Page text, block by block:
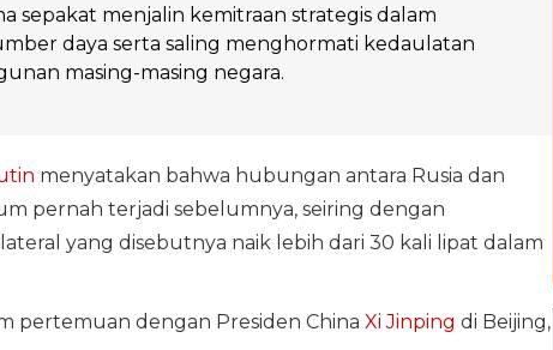
sepakat menjalin kemitraan strategis dalam
daya serta saling menghormati kedaulatan
masing-masing negara.
menyatakan bahwa hubungan antara Rusia dan
pernah terjadi sebelumnya, seiring dengan
yang disebutnya naik lebih dari 30 kali lipat dalam
pertemuan dengan Presiden China Xi Jinping di Beijing,